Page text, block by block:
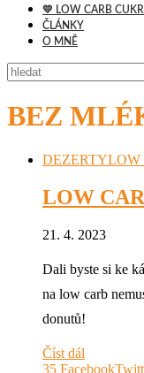
💛 LOW CARB
ČLÁNKY
O MNĚ
BEZ
DEZERTYLOW
LOW
21. 4. 2023
Dali byste si ke
na low carb
donutů!
Číst dál
35 Facebook